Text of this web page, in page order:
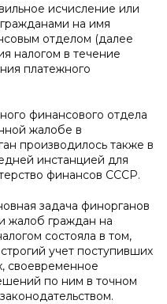
исчисление или
на имя
отделом (далее
налогом в течение
платежного
финансового отдела
жалобе в
произво­дилось также в
инстанцией для
финансов СССР.
задача финорганов
жалоб граждан на
состояла в том,
учет поступивших
своевременное
по ним в точном